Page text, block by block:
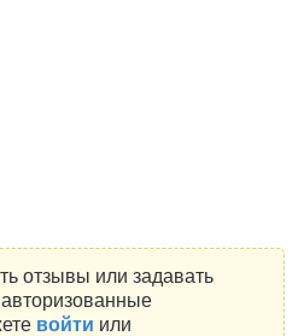
отзывы или задавать
войти или